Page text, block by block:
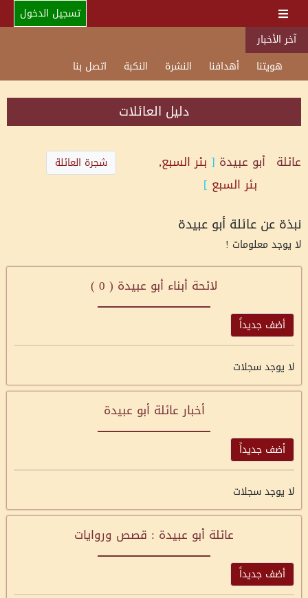
تسجيل الدخول
آخر الأخبار
هويتنا
أهدافنا النشرة النكبة اتصل بنا
دليل العائلات
عائلة أبو عبيدة [ بئر السبع,
بئر السبع ]
شجرة العائلة
نبذة عن عائلة أبو عبيدة
لا يوجد معلومات !
لائحة أبناء أبو عبيدة ( 0
)
أضف جديداً
لا يوجد سجلات
أخبار عائلة أبو عبيدة
أضف جديداً
لا يوجد سجلات
عائلة أبو عبيدة : قصص وروايات
أضف جديداً